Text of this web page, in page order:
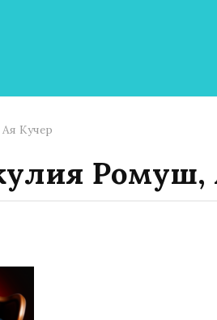
Кучер
Ромуш,